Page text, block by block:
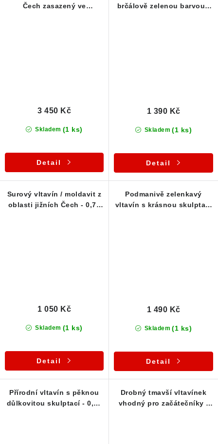
Čech zasazený ve
Skladem (1 ks)
3 450 Kč
Detail
brčálově zelenou barvou -
Skladem (1 ks)
1 390 Kč
Detail
Surový vltavín / moldavit z
oblasti jižních Čech - 0,77
Skladem (1 ks)
1 050 Kč
Detail
Podmanivě zelenkavý
vltavín s krásnou skulptací
Skladem (1 ks)
1 490 Kč
Detail
Přírodní vltavín s pěknou
důlkovitou skulptací - 0,82
Drobný tmavší vltavínek
vhodný pro začátečníky -